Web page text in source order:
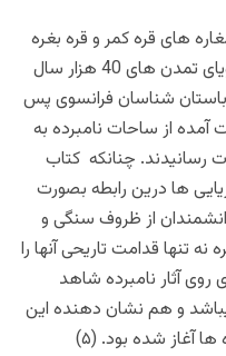
های قره کمر و قره بغره
در صفحات شمال کشور ، به خوبی گویای تمدن های 40 هزار سال
شناسان فرانسوی پس
آمده از ساحات نامبرده به
به اثبات رسانیدند. چنانکه کتاب
ها درین رابطه بصورت
از ظروف سنگی و
تنها قدامت تاریحی آنها را
آثار نامبرده شاهد
و هم نشان دهنده این
آغاز شده بود. (۵)